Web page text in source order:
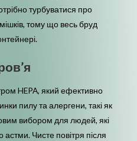
турбуватися про
тому що весь бруд
HEPA, який ефективно
пилу та алергени, такі як
вибором для людей, які
астми. Чисте повітря після